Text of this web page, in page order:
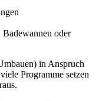
oder
in Anspruch
Programme setzen